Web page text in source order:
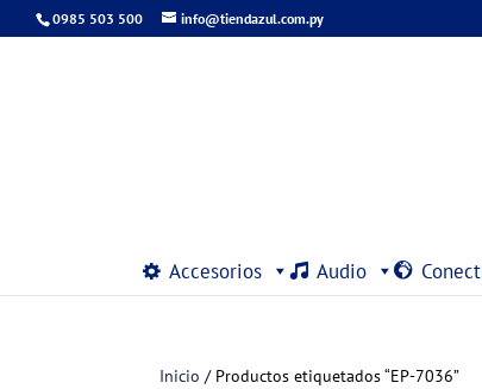
0985 503 500 info@tiendazul.com.py
Accesorios Audio
Inicio / Productos etiquetados “EP-7036”